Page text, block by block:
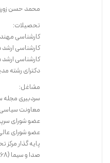
محمد حسن زورق متولد سال
تحصیلات:
کارشناسی
کارشناسی
کارشناسی
دکترای رشته
مشاغل:
سردبیری مجله
معاونت سیاسی
عضو شورای
عضو شورای عالی
پایه گذار
صدا و سیما (1368)